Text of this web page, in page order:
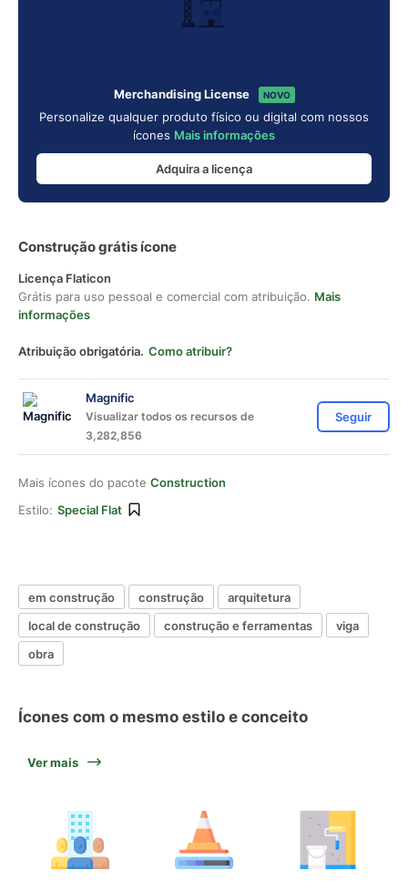
Merchandising License NOVO
Personalize qualquer produto físico ou digital com nossos
ícones Mais informações
Adquira a licença
Construção grátis ícone
Licença Flaticon
Grátis para uso pessoal e comercial com atribuição. Mais
informações
Atribuição obrigatória. Como atribuir?
Magnific
Visualizar todos os recursos de
3,282,856
Seguir
Mais ícones do pacote Construction
Estilo: Special Flat
em construção construção
arquitetura
local de construção
construção e ferramentas
viga
obra
Ícones com o mesmo estilo e conceito
Ver mais